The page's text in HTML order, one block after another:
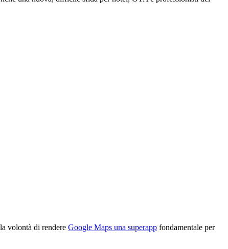
volontà di rendere Google Maps una superapp fondamentale per